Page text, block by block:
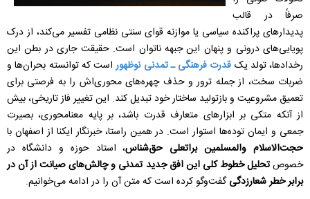
صرفاً در قالب
پدیدارهای پراکنده سیاسی یا موازنه قوای سنتی نظامی تفسیر می‌کند، از درک
پویایی‌های درونی و پنهان این جبهه ناتوان است. حقیقت جاری در بطن این
رخدادها، تولد یک قدرت فرهنگی ـ تمدنی نوظهوراست که توانسته بحران‌ها و
ضربات سخت، از جمله ترور و حذف چهره‌های محوری‌اش را به فرصتی برای
تعمیق مشروعیت و بازتولید ساختار خود تبدیل کند. این تغییر فاز تاریخی، بیش
از آنکه متکی بر ابزارهای متعارف قدرت باشد، بر پایه معنامحوری، بصیرت
جمعی و ایمان توده‌ها استوار است. در همین راستا، خبرنگار ایکنا از اصفهان با
حجت‌الاسلام والمسلمین براتعلی حق‌شناس، استاد حوزه و دانشگاه در
خصوصتحلیل خطوط کلی این افق جدید تمدنی و چالش‌های صیانت از آن در
برابر خطر شعارزدگیگفت‌وگو کرده است که متن آن را در ادامه می‌خوانیم.